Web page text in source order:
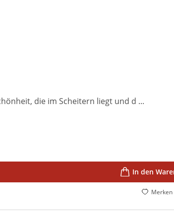
die im Scheitern liegt und d ...
In den
Merken